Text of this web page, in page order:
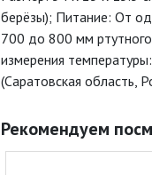
берёзы); Питание: От
700 до 800 мм
измерения
(Саратовская область,
Рекомендуем